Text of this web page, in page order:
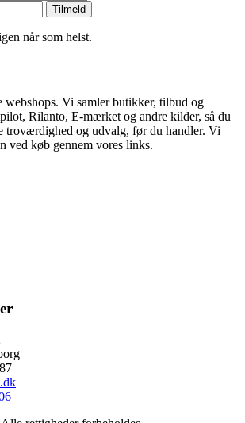
Tilmeld
når som helst.
webshops. Vi samler butikker, tilbud og
Rilanto, E-mærket og andre kilder, så du
troværdighed og udvalg, før du handler. Vi
ved køb gennem vores links.